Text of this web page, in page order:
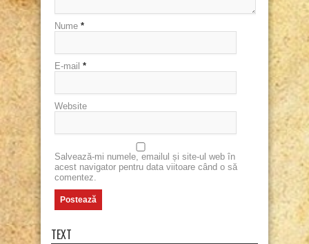
Nume *
E-mail *
Website
Salvează-mi numele, emailul și site-ul web în
acest navigator pentru data viitoare când o să
comentez.
TEXT